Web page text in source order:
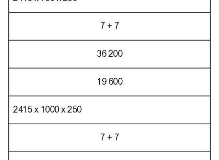
7 + 7
36 200
19 600
2415 х 1000 х 250
7 + 7